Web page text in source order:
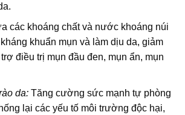
các khoáng chất và nước khoáng núi
khuẩn mụn và làm dịu da, giảm
điều trị mụn đầu đen, mụn ẩn, mụn
da: Tăng cường sức mạnh tự phòng
lại các yếu tố môi trường độc hại,